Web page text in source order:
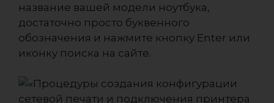
название вашей модели ноутбука,
достаточно просто буквенного
обозначения и нажмите кнопку Enter или
иконку поиска на сайте.